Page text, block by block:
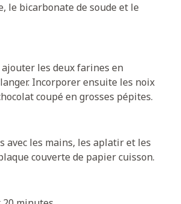
le bicarbonate de soude et le
les deux farines en
Incorporer ensuite les noix
coupé en grosses pépites.
avec les mains, les aplatir et les
couverte de papier cuisson.